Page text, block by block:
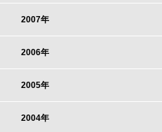
2007年
2006年
2005年
2004年